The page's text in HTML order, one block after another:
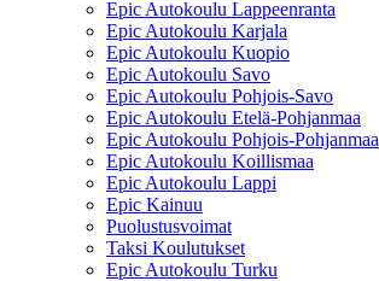
Epic Autokoulu Lappeenranta
Epic Autokoulu Karjala
Epic Autokoulu Kuopio
Epic Autokoulu Savo
Epic Autokoulu Pohjois-Savo
Epic Autokoulu Etelä-Pohjanmaa
Epic Autokoulu Pohjois-Pohjanmaa
Epic Autokoulu Koillismaa
Epic Autokoulu Lappi
Epic Kainuu
Puolustusvoimat
Taksi Koulutukset
Epic Autokoulu Turku